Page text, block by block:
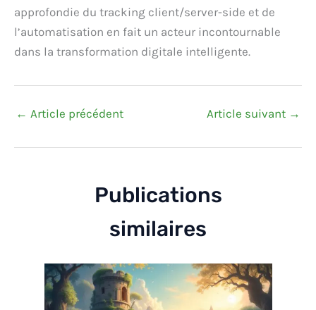
approfondie du tracking client/server-side et de
l’automatisation en fait un acteur incontournable
dans la transformation digitale intelligente.
← Article précédent Article suivant →
Publications
similaires